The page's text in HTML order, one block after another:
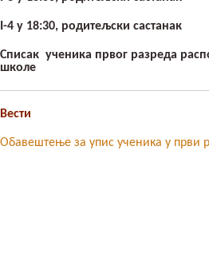
I-4 у 18:30, родитељски састанак
Списак ученика првог разреда
школе
Вести
Обавештење за упис ученика у први